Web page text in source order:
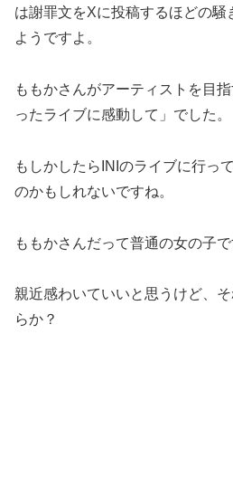
は謝罪文をXに投稿するほどの騒
ようですよ。
ももかさんがアーティストを目
ったライブに感動して」でした。
もしかしたらINIのライブに行っ
のかもしれないですね。
ももかさんだって普通の女の子で
親近感わいていいと思うけど、
らか？